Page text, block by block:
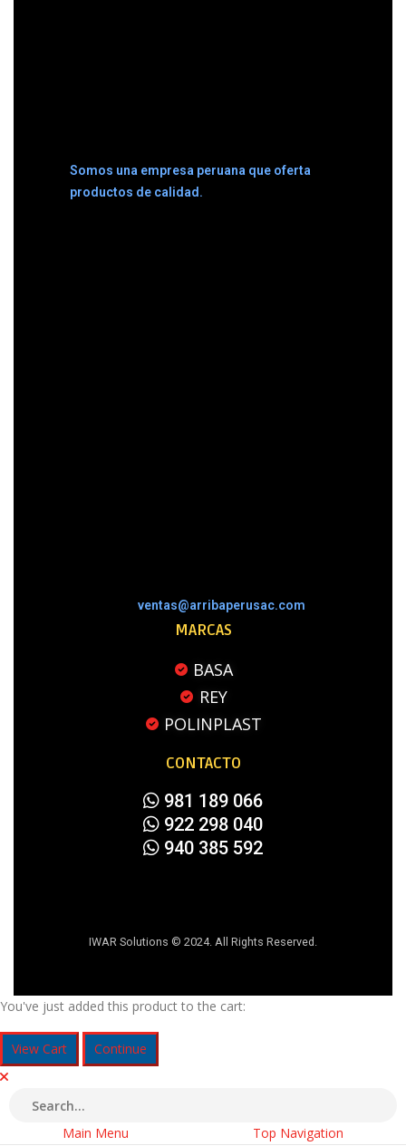
Somos una empresa peruana que oferta
productos de calidad.
ventas@arribaperusac.com
MARCAS
BASA
REY
POLINPLAST
CONTACTO
981 189 066
922 298 040
940 385 592
IWAR Solutions © 2024. All Rights Reserved.
You've just added this product to the cart:
View Cart Continue
Main Menu
Top Navigation